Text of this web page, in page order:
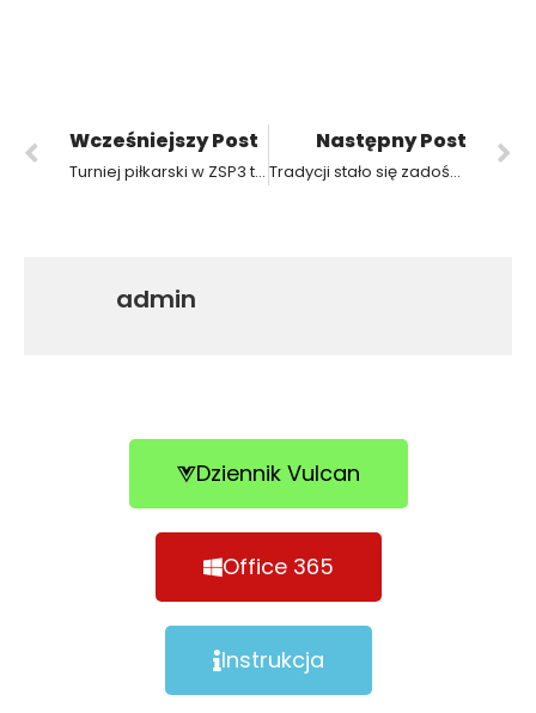
Wcześniejszy Post
Turniej piłkarski w ZSP3 trwa
Następny Post
Tradycji stało się zadość w ZSP3 – przepyszne rogale na św. Marcina
admin
Dziennik Vulcan
Office 365
Instrukcja